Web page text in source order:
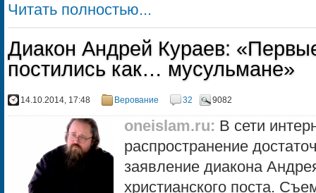
Читать полностью...
Диакон Андрей Кураев:
постились как… мусульмане»
14.10.2014, 17:48 Верование 32 9082
oneislam.ru: В сети
распространение
заявление диакона
христианского поста.